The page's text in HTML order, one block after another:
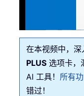
在本视频中，深
PLUS 选项卡，
AI 工具！ 所有
错过！